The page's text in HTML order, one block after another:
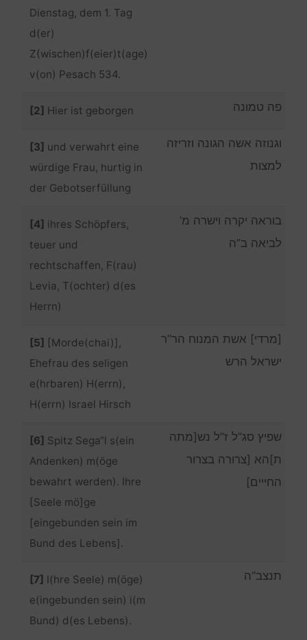
Dienstag, dem 1. Tag
d(er)
Z(wischen)f(eier)t(age)
v(on) Pesach 534.
[2] Hier ist geborgen פה טמונה
[3] und verwahrt eine
würdige Frau, hurtig in
der Gebotserfüllung
וגנוזה אשה הגונה וזריזה
למצות
[4] ihres Schöpfers,
teuer und
rechtschaffen, F(rau)
Levia, T(ochter) d(es
Herrn)
בוראה יקרה וישרה מ’
לביאה ב”ה
[5] [Morde(chai)],
Ehefrau des seligen
e(hrbaren) H(errn),
H(errn) Israel Hirsch
[מרדי] אשת המנוח הר”ר
ישראל הרש
[6] Spitz Sega“l s(ein
Andenken) m(öge
bewahrt werden). Ihre
[Seele mö]ge
[eingebunden sein im
Bund des Lebens].
שפיץ סג”ל ז”ל נש[מתה
ת]הא [צרורה בצרור
החייים]
[7] I(hre Seele) m(öge)
e(ingebunden sein) i(m
Bund) d(es Lebens).
תנצב”ה